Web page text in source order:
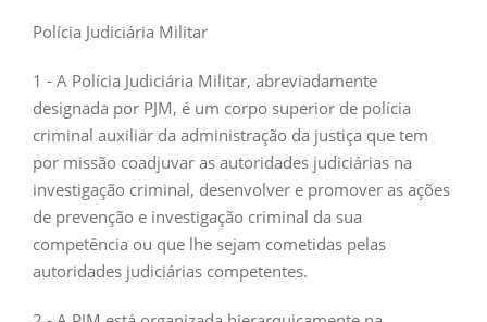
Polícia Judiciária Militar
1 - A Polícia Judiciária Militar, abreviadamente
designada por PJM, é um corpo superior de polícia
criminal auxiliar da administração da justiça que tem
por missão coadjuvar as autoridades judiciárias na
investigação criminal, desenvolver e promover as ações
de prevenção e investigação criminal da sua
competência ou que lhe sejam cometidas pelas
autoridades judiciárias competentes.